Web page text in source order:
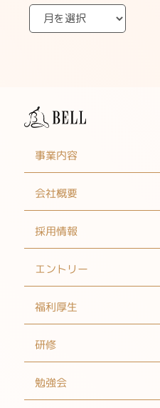
事業内容
会社概要
採用情報
エントリー
福利厚生
研修
勉強会